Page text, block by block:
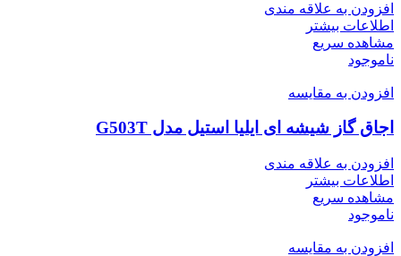
افزودن به علاقه مندی
اطلاعات بیشتر
مشاهده سریع
ناموجود
افزودن به مقایسه
اجاق گاز شیشه ای ایلیا استیل مدل G503T
افزودن به علاقه مندی
اطلاعات بیشتر
مشاهده سریع
ناموجود
افزودن به مقایسه